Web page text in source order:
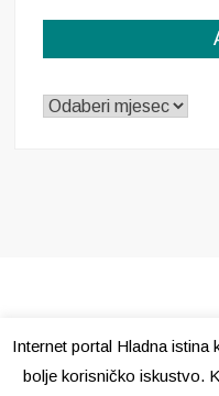
ARHIVA
Internet portal Hladna istina
bolje korisničko iskustvo.
Copyright © 2020 ·